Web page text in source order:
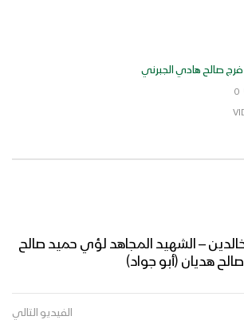
صالح هادي الجبرني
0
– الشهيد المجاهد لؤي حميد صالح
هديان (أبو جواد)
الفيديو التالي